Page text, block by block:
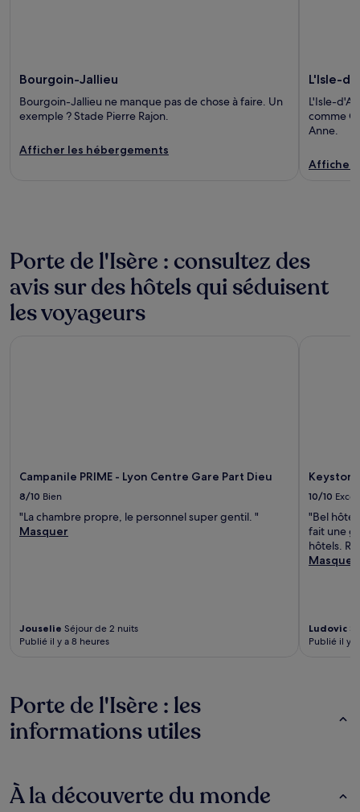
Bourgoin-Jallieu
Bourgoin-Jallieu ne manque pas de chose à faire. Un
exemple ? Stade Pierre Rajon.
Afficher les hébergements
L'Isle-
L'Isle-
comme
Anne.
Afficher
Porte de l'Isère : consultez des
avis sur des hôtels qui séduisent
les voyageurs
Campanile PRIME - Lyon Centre Gare Part Dieu
8/10 Bien
"La chambre propre, le personnel super gentil. "
Masquer
Jouselie Séjour de 2 nuits
Publié il y a 8 heures
10/10
"Bel
fait une
hôtels.
Masquer
Ludovic
Publié il y
Porte de l'Isère : les
informations utiles
À la découverte du monde